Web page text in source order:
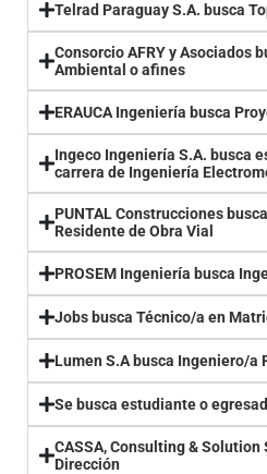
Telrad Paraguay S.A. busca
Consorcio AFRY y Asociados
Ambiental o afines
ERAUCA Ingeniería busca
Ingeco Ingeniería S.A. busca
carrera de Ingeniería
PUNTAL Construcciones
Residente de Obra Vial
PROSEM Ingeniería busca
Jobs busca Técnico/a en
Lumen S.A busca Ingeniero/a
Se busca estudiante o
CASSA, Consulting &
Dirección